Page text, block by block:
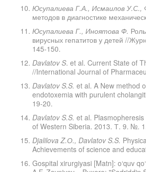
Юсупалиева Г.А., Исмаилов У.С.,
методов в диагностике
Юсупалиева Г., Иноятова Ф.
вирусных гепатитов у детей //
145-150.
DavlatovS. et al. Current State of
//International Journal of
Davlatov S.S. et al. A New method
endotoxemia with purulent
19-20.
Davlatov S.S. et al.
of Western Siberia. 2013. Т. 9. №.
Djalilova Z.О., Davlatov S.S.
Achievements of science and
Gospital xirurgiyasi [Matn]: o‘quv